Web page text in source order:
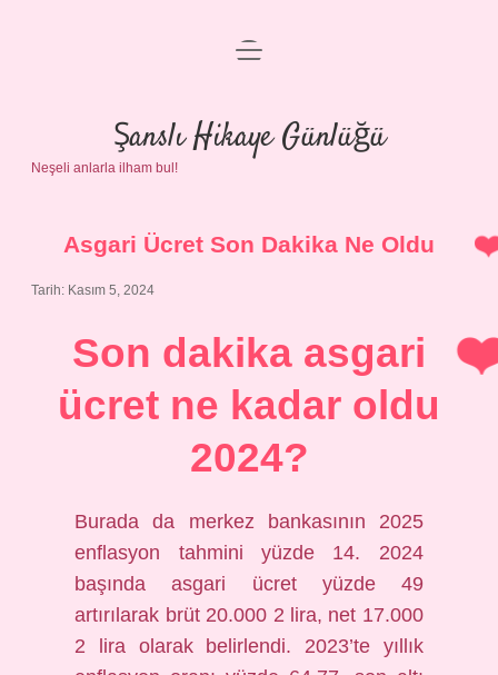
Anasayfa
Gizlilik Politikası
menüyü
Şanslı Hikaye Günlüğü
Neşeli anlarla ilham bul!
Asgari Ücret Son Dakika Ne Oldu
Tarih: Kasım 5, 2024
Son dakika asgari
ücret ne kadar oldu
2024?
Burada da merkez bankasının 2025
enflasyon tahmini yüzde 14. 2024
başında asgari ücret yüzde 49
artırılarak brüt 20.000 2 lira, net 17.000
2 lira olarak belirlendi. 2023’te yıllık